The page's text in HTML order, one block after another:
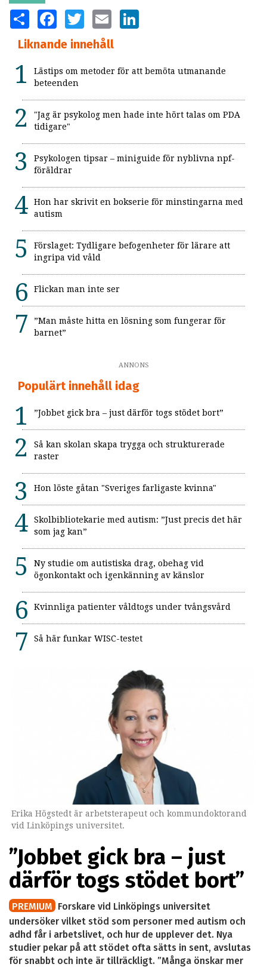
SHARE FACEBOOKTWITTER EMAIL
Liknande innehåll
Lästips om metoder för att bemöta utmanande
beteenden
"Jag är psykolog men hade inte hört talas om PDA
tidigare"
Psykologen tipsar – miniguide för nyblivna npf-
föräldrar
Hon har skrivit en bokserie för minstingarna med
autism
Förslaget: Tydligare befogenheter för lärare att
ingripa vid våld
Flickan man inte ser
”Man måste hitta en lösning som fungerar för
barnet”
ANNONS
Populärt innehåll idag
”Jobbet gick bra – just därför togs stödet bort”
Så kan skolan skapa trygga och strukturerade
raster
Hon löste gåtan "Sveriges farligaste kvinna"
Skolbibliotekarie med autism: ”Just precis det här
som jag kan”
Ny studie om autistiska drag, obehag vid
ögonkontakt och igenkänning av känslor
Kvinnliga patienter våldtogs under tvångsvård
Så här funkar WISC-testet
Erika Högstedt är arbetsterapeut och kommundoktorand
vid Linköpings universitet.
”Jobbet gick bra – just
därför togs stödet bort”
PREMIUM Forskare vid Linköpings universitet
undersöker vilket stöd som personer med autism och
adhd får i arbetslivet, och hur de upplever det. Nya
studier pekar på att stödet ofta sätts in sent, avslutas
för snabbt och inte är tillräckligt. ”Många önskar mer